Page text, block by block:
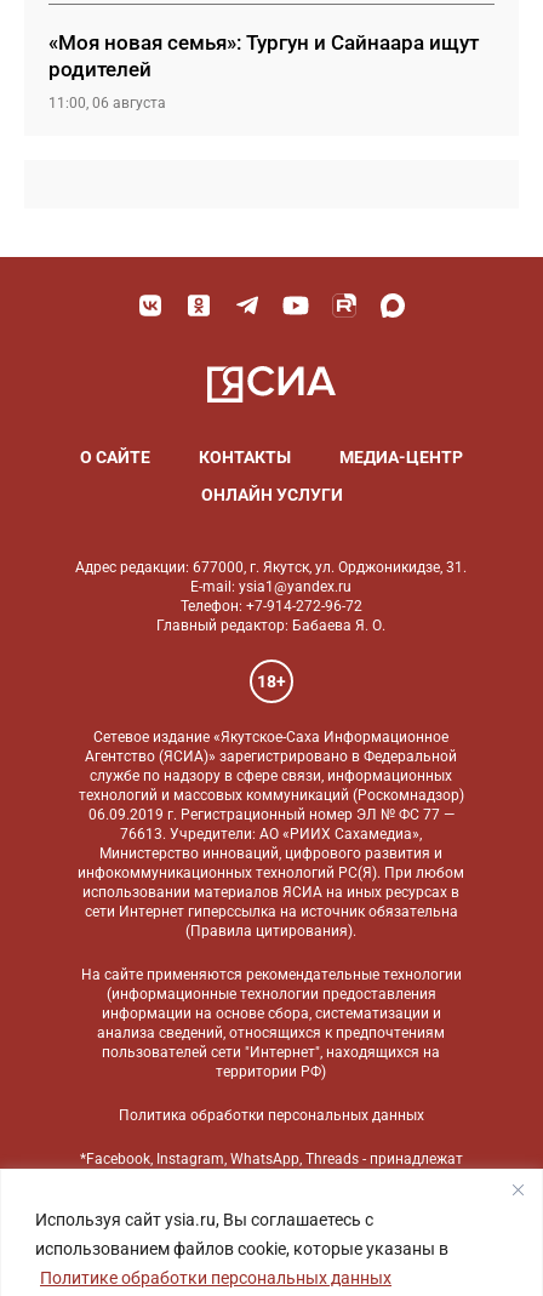
Используя сайт ysia.ru, Вы соглашаетесь с
использованием файлов cookie, которые указаны в
Политике обработки персональных данных
«Моя новая семья»: Тургун и Сайнаара ищут
родителей
11:00, 06 августа
О САЙТЕ КОНТАКТЫ
МЕДИА-ЦЕНТР
ОНЛАЙН УСЛУГИ
Адрес редакции: 677000, г. Якутск, ул. Орджоникидзе, 31.
E-mail: ysia1@yandex.ru
Телефон: +7-914-272-96-72
Главный редактор: Бабаева Я. О.
18+
Сетевое издание «Якутское-Саха Информационное
Агентство (ЯСИА)» зарегистрировано в Федеральной
службе по надзору в сфере связи, информационных
технологий и массовых коммуникаций (Роскомнадзор)
06.09.2019 г. Регистрационный номер ЭЛ № ФС 77 —
76613. Учредители: АО «РИИХ Сахамедиа»,
Министерство инноваций, цифрового развития и
инфокоммуникационных технологий РС(Я). При любом
использовании материалов ЯСИА на иных ресурсах в
сети Интернет гиперссылка на источник обязательна
(Правила цитирования).
На сайте применяются рекомендательные технологии
(информационные технологии предоставления
информации на основе сбора, систематизации и
анализа сведений, относящихся к предпочтениям
пользователей сети "Интернет", находящихся на
территории РФ)
Политика обработки персональных данных
*Facebook, Instagram, WhatsApp, Threads - принадлежат